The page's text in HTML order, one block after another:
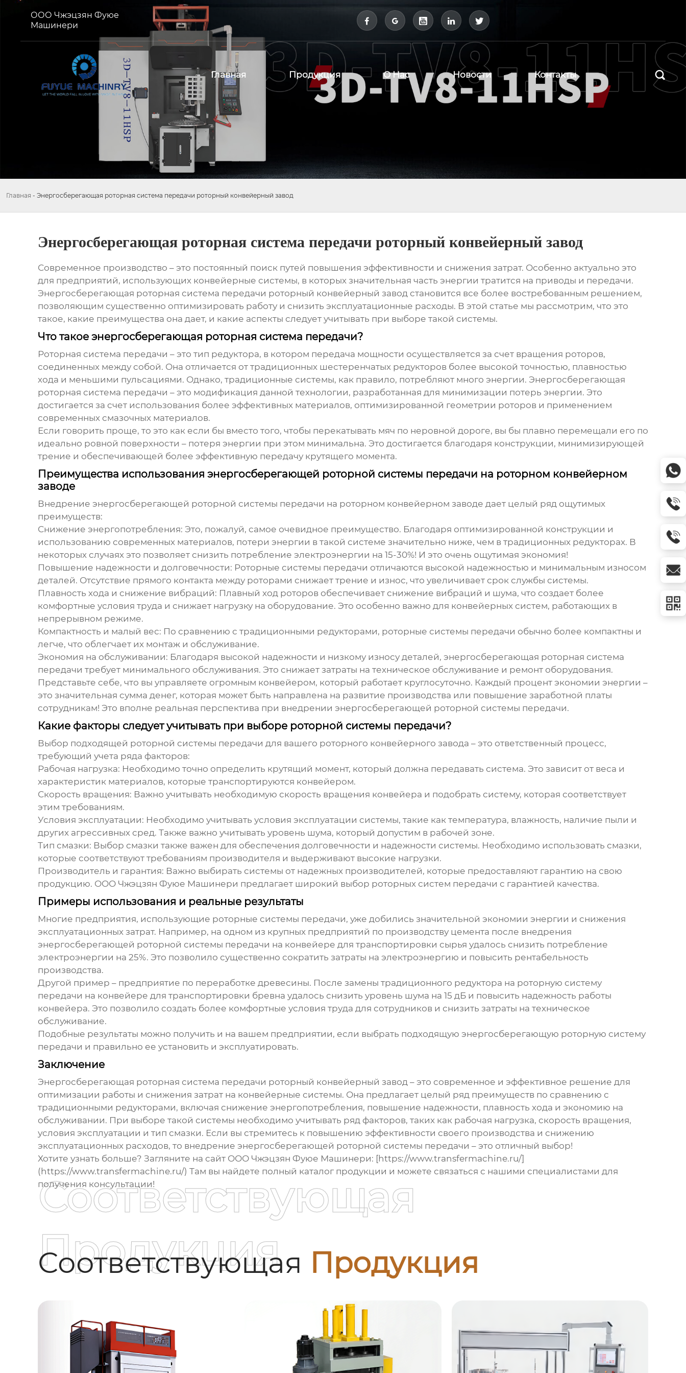
ООО Чжэцзян Фуюе
Машинери
    
Главная Продукция О Нас Новости Контакты 
Главная - Энергосберегающая роторная система передачи роторный конвейерный завод
Энергосберегающая роторная система передачи роторный конвейерный завод
Современное производство – это постоянный поиск путей повышения эффективности и снижения затрат. Особенно актуально это
для предприятий, использующих конвейерные системы, в которых значительная часть энергии тратится на приводы и передачи.
Энергосберегающая роторная система передачи роторный конвейерный заводстановится все более востребованным решением,
позволяющим существенно оптимизировать работу и снизить эксплуатационные расходы. В этой статье мы рассмотрим, что это
такое, какие преимущества она дает, и какие аспекты следует учитывать при выборе такой системы.
Что такое энергосберегающая роторная система передачи?
Роторная система передачи – это тип редуктора, в котором передача мощности осуществляется за счет вращения роторов,
соединенных между собой. Она отличается от традиционных шестеренчатых редукторов более высокой точностью, плавностью
хода и меньшими пульсациями. Однако, традиционные системы, как правило, потребляют много энергии. Энергосберегающая
роторная система передачи – это модификация данной технологии, разработанная для минимизации потерь энергии. Это
достигается за счет использования более эффективных материалов, оптимизированной геометрии роторов и применением
современных смазочных материалов.
Если говорить проще, то это как если бы вместо того, чтобы перекатывать мяч по неровной дороге, вы бы плавно перемещали его по
идеально ровной поверхности – потеря энергии при этом минимальна. Это достигается благодаря конструкции, минимизирующей
трение и обеспечивающей более эффективную передачу крутящего момента.
Преимущества использования энергосберегающей роторной системы передачи на роторном конвейерном
заводе
Внедрение энергосберегающей роторной системы передачи на роторном конвейерном заводе дает целый ряд ощутимых
преимуществ:
Снижение энергопотребления: Это, пожалуй, самое очевидное преимущество. Благодаря оптимизированной конструкции и
использованию современных материалов, потери энергии в такой системе значительно ниже, чем в традиционных редукторах. В
некоторых случаях это позволяет снизить потребление электроэнергии на 15-30%! И это очень ощутимая экономия!
Повышение надежности и долговечности: Роторные системы передачи отличаются высокой надежностью и минимальным износом
деталей. Отсутствие прямого контакта между роторами снижает трение и износ, что увеличивает срок службы системы.
Плавность хода и снижение вибраций: Плавный ход роторов обеспечивает снижение вибраций и шума, что создает более
комфортные условия труда и снижает нагрузку на оборудование. Это особенно важно для конвейерных систем, работающих в
непрерывном режиме.
Компактность и малый вес: По сравнению с традиционными редукторами, роторные системы передачи обычно более компактны и
легче, что облегчает их монтаж и обслуживание.
Экономия на обслуживании: Благодаря высокой надежности и низкому износу деталей, энергосберегающая роторная система
передачи требует минимального обслуживания. Это снижает затраты на техническое обслуживание и ремонт оборудования.
Представьте себе, что вы управляете огромным конвейером, который работает круглосуточно. Каждый процент экономии энергии –
это значительная сумма денег, которая может быть направлена на развитие производства или повышение заработной платы
сотрудникам! Это вполне реальная перспектива при внедрении энергосберегающей роторной системы передачи.
Какие факторы следует учитывать при выборе роторной системы передачи?
Выбор подходящей роторной системы передачи для вашего роторного конвейерного завода – это ответственный процесс,
требующий учета ряда факторов:
Рабочая нагрузка: Необходимо точно определить крутящий момент, который должна передавать система. Это зависит от веса и
характеристик материалов, которые транспортируются конвейером.
Скорость вращения: Важно учитывать необходимую скорость вращения конвейера и подобрать систему, которая соответствует
этим требованиям.
Условия эксплуатации: Необходимо учитывать условия эксплуатации системы, такие как температура, влажность, наличие пыли и
других агрессивных сред. Также важно учитывать уровень шума, который допустим в рабочей зоне.
Тип смазки: Выбор смазки также важен для обеспечения долговечности и надежности системы. Необходимо использовать смазки,
которые соответствуют требованиям производителя и выдерживают высокие нагрузки.
Производитель и гарантия: Важно выбирать системы от надежных производителей, которые предоставляют гарантию на свою
продукцию. ООО Чжэцзян Фуюе Машинери предлагает широкий выбор роторных систем передачи с гарантией качества.
Примеры использования и реальные результаты
Многие предприятия, использующие роторные системы передачи, уже добились значительной экономии энергии и снижения
эксплуатационных затрат. Например, на одном из крупных предприятий по производству цемента после внедрения
энергосберегающей роторной системы передачи на конвейере для транспортировки сырья удалось снизить потребление
электроэнергии на 25%. Это позволило существенно сократить затраты на электроэнергию и повысить рентабельность
производства.
Другой пример – предприятие по переработке древесины. После замены традиционного редуктора на роторную систему
передачи на конвейере для транспортировки бревна удалось снизить уровень шума на 15 дБ и повысить надежность работы
конвейера. Это позволило создать более комфортные условия труда для сотрудников и снизить затраты на техническое
обслуживание.
Подобные результаты можно получить и на вашем предприятии, если выбрать подходящую энергосберегающую роторную систему
передачи и правильно ее установить и эксплуатировать.
Заключение
Энергосберегающая роторная система передачи роторный конвейерный завод– это современное и эффективное решение для
оптимизации работы и снижения затрат на конвейерные системы. Она предлагает целый ряд преимуществ по сравнению с
традиционными редукторами, включая снижение энергопотребления, повышение надежности, плавность хода и экономию на
обслуживании. При выборе такой системы необходимо учитывать ряд факторов, таких как рабочая нагрузка, скорость вращения,
условия эксплуатации и тип смазки. Если вы стремитесь к повышению эффективности своего производства и снижению
эксплуатационных расходов, то внедрение энергосберегающей роторной системы передачи – это отличный выбор!
Хотите узнать больше? Загляните на сайт ООО Чжэцзян Фуюе Машинери: [https://www.transfermachine.ru/]
(https://www.transfermachine.ru/) Там вы найдете полный каталог продукции и можете связаться с нашими специалистами для
получения консультации!
Соответствующая Продукция
Соответствующая
Продукция